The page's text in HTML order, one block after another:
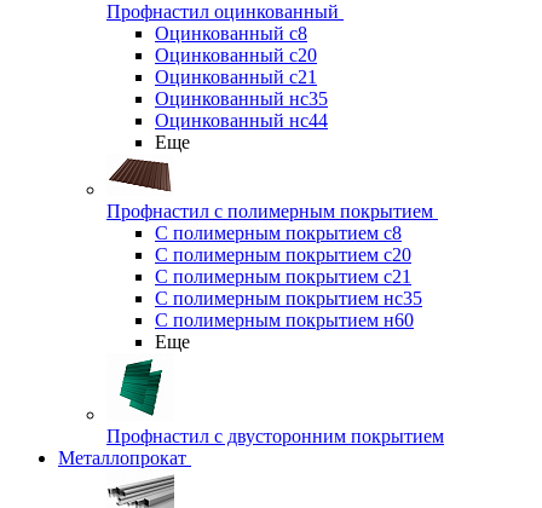
Профнастил оцинкованный
Оцинкованный с8
Оцинкованный с20
Оцинкованный с21
Оцинкованный нс35
Оцинкованный нс44
Еще
Профнастил с полимерным покрытием
С полимерным покрытием с8
С полимерным покрытием с20
С полимерным покрытием с21
С полимерным покрытием нс35
С полимерным покрытием н60
Еще
Профнастил с двусторонним покрытием
Металлопрокат